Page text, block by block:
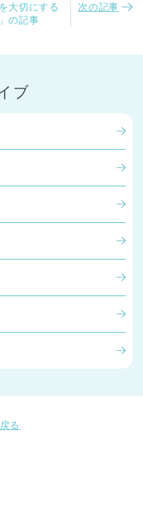
大切にする
の記事
次の記事
ブ
る